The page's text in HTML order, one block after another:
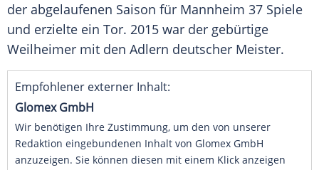
der abgelaufenen Saison für Mannheim 37 Spiele
und erzielte ein Tor. 2015 war der gebürtige
Weilheimer mit den Adlern deutscher Meister.
Empfohlener externer Inhalt:
Glomex GmbH
Wir benötigen Ihre Zustimmung, um den von unserer
Redaktion eingebundenen Inhalt von Glomex GmbH
anzuzeigen. Sie können diesen mit einem Klick anzeigen